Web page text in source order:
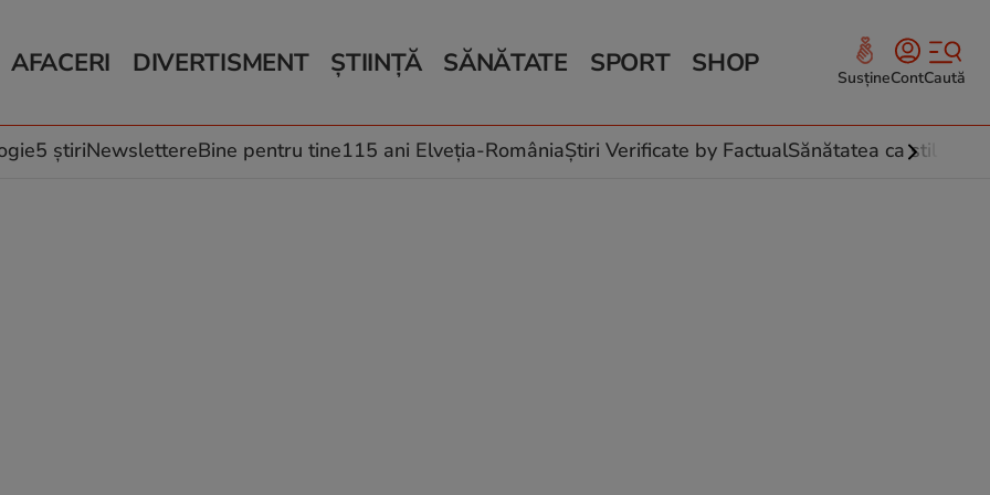
AFACERI
Auto
Locuri de muncă
DIVERTISMENT
Horoscop
Muzică și Filme
ȘTIINȚĂ
Schimbări climatice
SĂNĂTATE
Relații
Rețete culinare
SPORT SHOP SusțineContCaută
5 știriNewslettereBine pentru tine115 ani Elveția-RomâniaȘtiri Verificate by FactualSănătatea ca stil de